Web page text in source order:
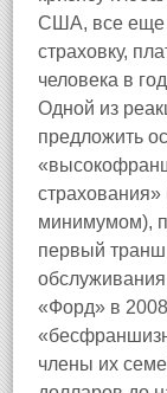
США, все еще
страховку,
человека в
Одной из
предложить
минимумом),
первый транш
«Форд» в
члены их